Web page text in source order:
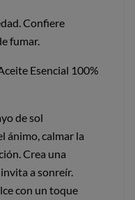
Confiere
fumar.
Esencial 100%
de sol
ánimo, calmar la
Crea una
a sonreír.
con un toque